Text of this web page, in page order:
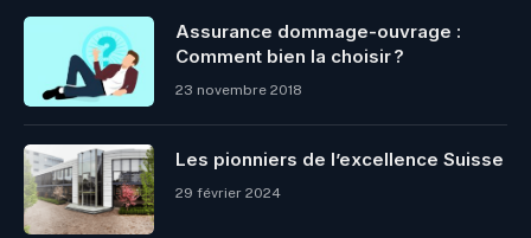
Assurance dommage-ouvrage :
Comment bien la choisir ?
23 novembre 2018
Les pionniers de l’excellence Suisse
29 février 2024